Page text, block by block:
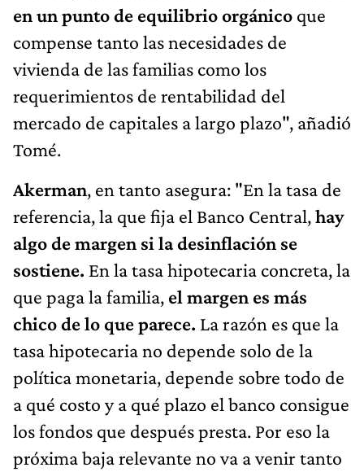
en un punto de equilibrio orgánico que
compense tanto las necesidades de
vivienda de las familias como los
requerimientos de rentabilidad del
mercado de capitales a largo plazo", añadió
Tomé.
Akerman, en tanto asegura: "En la tasa de
referencia, la que fija el Banco Central,hay
algo de margen si la desinflación se
sostiene. En la tasa hipotecaria concreta, la
que paga la familia, el margen es más
chico de lo que parece. La razón es que la
tasa hipotecaria no depende solo de la
política monetaria, depende sobre todo de
a qué costo y a qué plazo el banco consigue
los fondos que después presta. Por eso la
próxima baja relevante no va a venir tanto